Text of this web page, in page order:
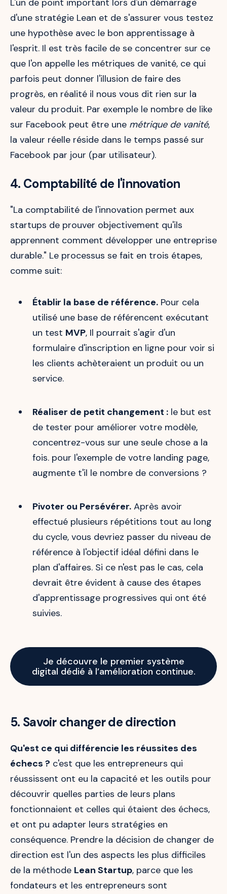
L'un de point important lors d'un démarrage
d'une stratégie Lean et de s'assurer vous testez
une hypothèse avec le bon apprentissage à
l'esprit. Il est très facile de se concentrer sur ce
que l'on appelle les métriques de vanité, ce qui
parfois peut donner l'illusion de faire des
progrès, en réalité il nous vous dit rien sur la
valeur du produit. Par exemple le nombre de like
sur Facebook peut être une métrique de vanité,
la valeur réelle réside dans le temps passé sur
Facebook par jour (par utilisateur).
4. Comptabilité de l'innovation
"La comptabilité de l'innovation permet aux
startups de prouver objectivement qu'ils
apprennent comment développer une entreprise
durable." Le processus se fait en trois étapes,
comme suit:
Établir la base de référence. Pour cela
utilisé une base de référencent exécutant
un test MVP, Il pourrait s'agir d'un
formulaire d'inscription en ligne pour voir si
les clients achèteraient un produit ou un
service.
Réaliser de petit changement : le but est
de tester pour améliorer votre modèle,
concentrez-vous sur une seule chose a la
fois. pour l'exemple de votre landing page,
augmente t'il le nombre de conversions ?
Pivoter ou Persévérer. Après avoir
effectué plusieurs répétitions tout au long
du cycle, vous devriez passer du niveau de
référence à l'objectif idéal défini dans le
plan d'affaires. Si ce n'est pas le cas, cela
devrait être évident à cause des étapes
d'apprentissage progressives qui ont été
suivies.
Je découvre le premier système
digital dédié à l’amélioration continue.
5. Savoir changer de direction
Qu'est ce qui différencie les réussites des
échecs ? c'est que les entrepreneurs qui
réussissent ont eu la capacité et les outils pour
découvrir quelles parties de leurs plans
fonctionnaient et celles qui étaient des échecs,
et ont pu adapter leurs stratégies en
conséquence. Prendre la décision de changer de
direction est l'un des aspects les plus difficiles
de la méthode Lean Startup, parce que les
fondateurs et les entrepreneurs sont